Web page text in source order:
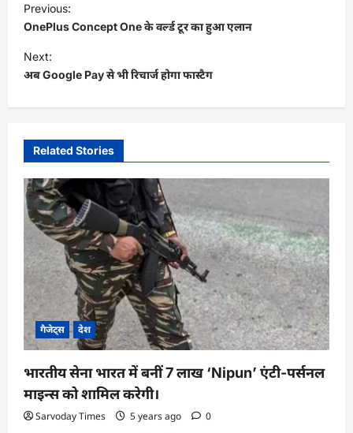
o
s
t
v
g
a
t
i
o
n
Previous:
OnePlus Concept One के वर्ल्ड टूर का हुआ एलान
Next:
अब Google Pay से भी रिचार्ज होगा फास्टैग
Related Stories
गैजेट्स देश
भारतीय सेना भारत में बनीं 7 लाख ‘Nipun’ एंटी-पर्सनल
माइन्स को शामिल करेगी।
Sarvoday Times 5 years ago 0